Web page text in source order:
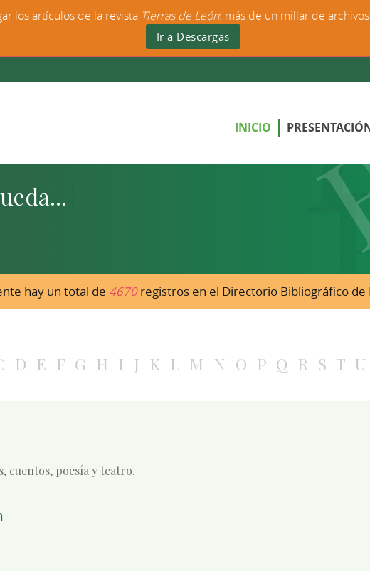
INICIO
hay un total de 4670registros en el Directorio Bibliográfico de
D E F G H I J K L M N O P Q R S T U
cuentos, poesía y teatro.
los artículos de la revista Tierras de León: más de un millar de
Ir a Descargas